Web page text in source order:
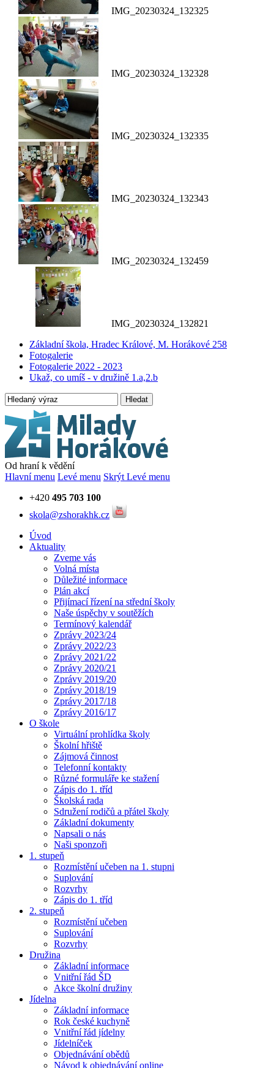
IMG_20230324_132325
IMG_20230324_132328
IMG_20230324_132335
IMG_20230324_132343
IMG_20230324_132459
IMG_20230324_132821
Základní škola, Hradec Králové, M. Horákové 258
Fotogalerie
Fotogalerie 2022 - 2023
Ukaž, co umíš - v družině 1.a,2.b
Hledat
Od hraní k vědění
Hlavní menu Levé menu Skrýt Levé menu
+420 495 703 100
skola@zshorakhk.cz
Úvod
Aktuality
Zveme vás
Volná místa
Důležité informace
Plán akcí
Přijímací řízení na střední školy
Naše úspěchy v soutěžích
Termínový kalendář
Zprávy 2023/24
Zprávy 2022/23
Zprávy 2021/22
Zprávy 2020/21
Zprávy 2019/20
Zprávy 2018/19
Zprávy 2017/18
Zprávy 2016/17
O škole
Virtuální prohlídka školy
Školní hřiště
Zájmová činnost
Telefonní kontakty
Různé formuláře ke stažení
Zápis do 1. tříd
Školská rada
Sdružení rodičů a přátel školy
Základní dokumenty
Napsali o nás
Naši sponzoři
1. stupeň
Rozmístění učeben na 1. stupni
Suplování
Rozvrhy
Zápis do 1. tříd
2. stupeň
Rozmístění učeben
Suplování
Rozvrhy
Družina
Základní informace
Vnitřní řád ŠD
Akce školní družiny
Jídelna
Základní informace
Rok české kuchyně
Vnitřní řád jídelny
Jídelníček
Objednávání obědů
Návod k objednávání online